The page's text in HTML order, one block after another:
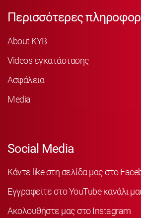
Περισσότερες
About KYB
Videos εγκατάστασης
Ασφάλεια
Media
Social Media
Κάντε like στη σελίδα μας στο
Εγγραφείτε στο YouTube κανάλι
Ακολουθήστε μας στο Instagram